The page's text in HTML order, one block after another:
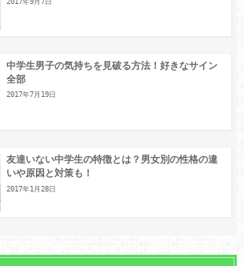
中学生男子の気持ちを見破る方法！好きなサイン
全部
2017年7月19日
友達いない中学生の特徴とは？男女別の性格の違
いや原因と対策も！
2017年1月28日